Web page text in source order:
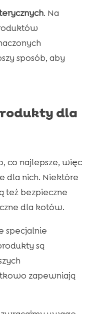
. Na
sposób, aby
dla
co najlepsze, więc
dla nich. Niektóre
też bezpieczne
dla kotów.
specjalnie
są
zapewniają